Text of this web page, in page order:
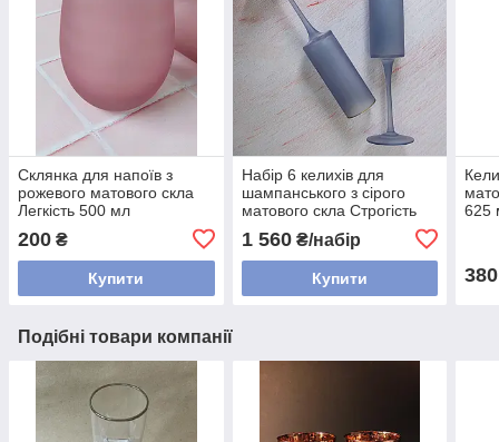
Склянка для напоїв з
рожевого матового скла
Легкість 500 мл
200 ₴
Купити
Набір 6 келихів для
шампанського з сірого
матового скла Строгість
1 560₴/набір
Купити
625
380
Подібні товари компанії